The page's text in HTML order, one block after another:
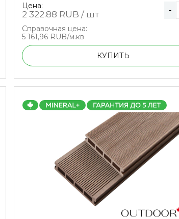
Цена:
2 322.88 RUB / шт -
Справочная цена:
5 161,96 RUB/м.кв
КУПИТЬ